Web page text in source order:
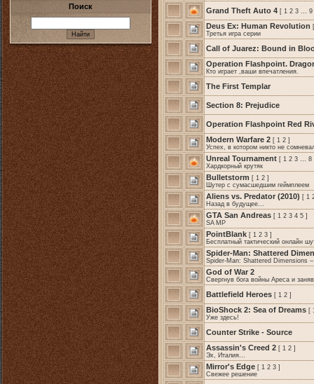
Поиск Grand Theft Auto 4 [ 1 2 3 … 9
Deus Ex: Human Revolution
Третья игра серии
Call of Juarez: Bound in
Operation Flashpoint.
Кто играет ,ваши впечатления.
The First Templar
Section 8: Prejudice
Operation Flashpoint Red
Modern Warfare 2 [ 1 2 ]
Успех, в котором никто не
Unreal Tournament [ 1 2 3 … 8
Хардкорный крутяк
Bulletstorm [ 1 2 ]
Шутер с сумасшедшим геймплеем
Aliens vs. Predator (2010) [ 1
Назад в будущее...
GTA San Andreas [ 1 2 3 4 5 ]
SA MP
PointBlank [ 1 2 3 ]
Бесплатный тактический онлайн
Spider-Man: Shattered
Spider-Man: Shattered Dimensions
God of War 2
Свергнув бога войны Ареса и
Battlefield Heroes [ 1 2 ]
BioShock 2: Sea of Dreams [
Уже здесь!
Counter Strike - Source
Assassin's Creed 2 [ 1 2 ]
Эх, Италия...
Mirror's Edge [ 1 2 3 ]
Свежее решение